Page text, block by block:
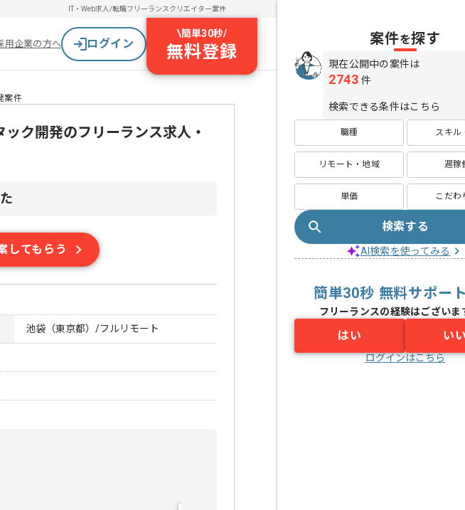
IT・Web求人/転職フリーランスクリエイター案件
用企業の方へ ログイン
\簡単30秒/
無料登録
案件
ク開発のフリーランス求人・
してもらう
池袋（東京都）/フルリモート
案件を探す
現在公開中の案件は
2743 件
検索できる条件はこちら
職種 スキル
リモート・地域 週稼
単価 こだわ
検索する
AI検索を使ってみる
簡単30秒 無料サポー
フリーランスの経験はございま
はい い
ログインはこちら